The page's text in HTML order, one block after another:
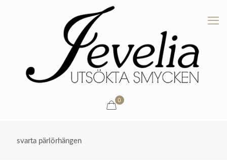
0
svarta pärlörhängen